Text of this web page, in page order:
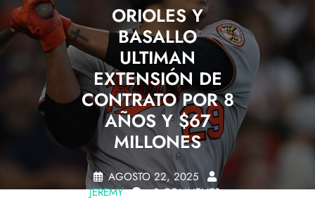
ORIOLES Y
BASALLO
ULTIMAN
EXTENSIÓN DE
CONTRATO POR 8
AÑOS Y $67
MILLONES
AGOSTO 22, 2025
JEREMY
0 COMMENTS